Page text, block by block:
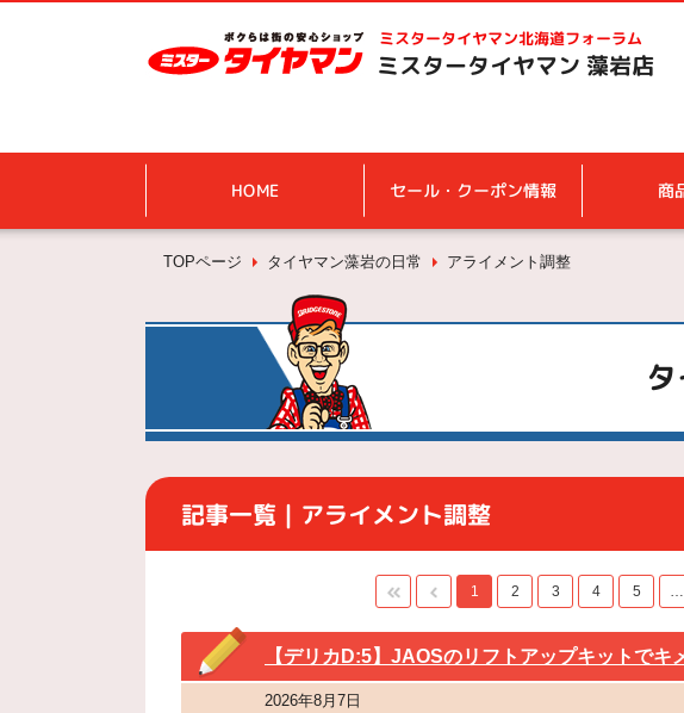
ミスタータイヤマン北海道フォーラム
ミスタータイヤマン 藻岩店
HOME セール・クーポン情報 商
TOPページ タイヤマン藻岩の日常 アライメント調整
記事一覧｜アライメント調整
1 2 3 4 5 …
【デリカD:5】JAOSのリフトアップキットでキ
2026年8月7日